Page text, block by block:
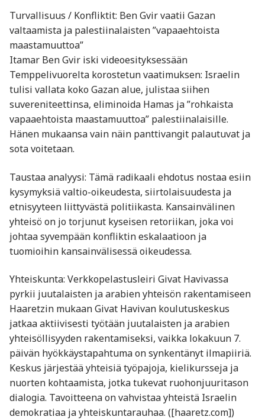
Turvallisuus / Konfliktit: Ben Gvir vaatii Gazan
valtaamista ja palestiinalaisten ”vapaaehtoista
maastamuuttoa”
Itamar Ben Gvir iski videoesityksessään
Temppelivuorelta korostetun vaatimuksen: Israelin
tulisi vallata koko Gazan alue, julistaa siihen
suvereniteettinsa, eliminoida Hamas ja ”rohkaista
vapaaehtoista maastamuuttoa” palestiinalaisille.
Hänen mukaansa vain näin panttivangit palautuvat ja
sota voitetaan.
Taustaa analyysi: Tämä radikaali ehdotus nostaa esiin
kysymyksiä valtio-oikeudesta, siirtolaisuudesta ja
etnisyyteen liittyvästä politiikasta. Kansainvälinen
yhteisö on jo torjunut kyseisen retoriikan, joka voi
johtaa syvempään konfliktin eskalaatioon ja
tuomioihin kansainvälisessä oikeudessa.
Yhteiskunta: Verkkopelastusleiri Givat Havivassa
pyrkii juutalaisten ja arabien yhteisön rakentamiseen
Haaretzin mukaan Givat Havivan koulutuskeskus
jatkaa aktiivisesti työtään juutalaisten ja arabien
yhteisöllisyyden rakentamiseksi, vaikka lokakuun 7.
päivän hyökkäystapahtuma on synkentänyt ilmapiiriä.
Keskus järjestää yhteisiä työpajoja, kielikursseja ja
nuorten kohtaamista, jotka tukevat ruohonjuuritason
dialogia. Tavoitteena on vahvistaa yhteistä Israelin
demokratiaa ja yhteiskuntarauhaa. ([haaretz.com])